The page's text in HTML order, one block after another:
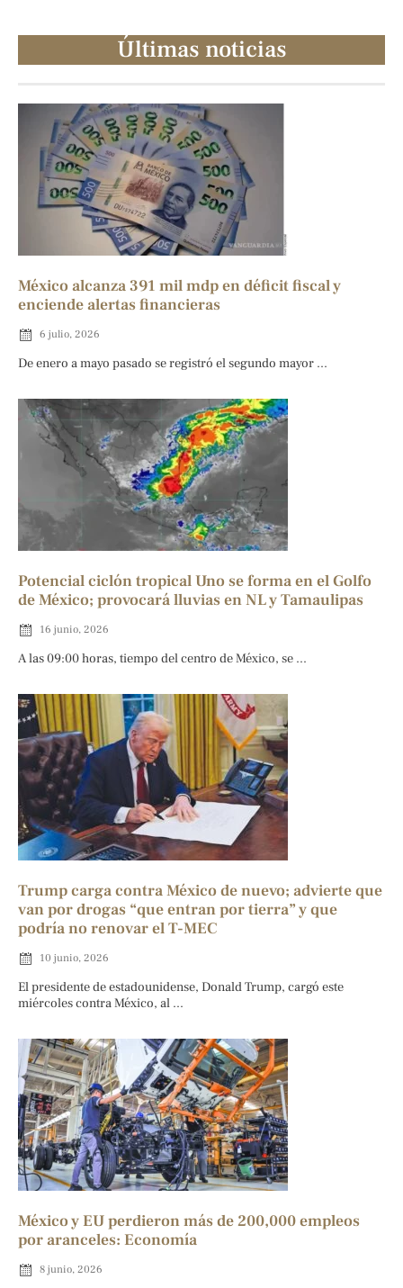
Últimas noticias
México alcanza 391 mil mdp en déficit fiscal y
enciende alertas financieras
6 julio, 2026
De enero a mayo pasado se registró el segundo mayor ...
Potencial ciclón tropical Uno se forma en el Golfo
de México; provocará lluvias en NL y Tamaulipas
16 junio, 2026
A las 09:00 horas, tiempo del centro de México, se ...
Trump carga contra México de nuevo; advierte que
van por drogas “que entran por tierra” y que
podría no renovar el T-MEC
10 junio, 2026
El presidente de estadounidense, Donald Trump, cargó este
miércoles contra México, al ...
México y EU perdieron más de 200,000 empleos
por aranceles: Economía
8 junio, 2026